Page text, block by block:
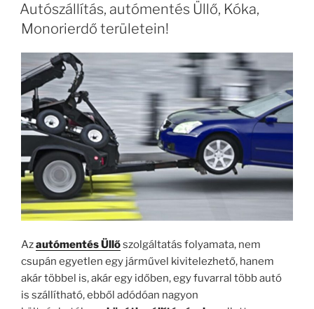
Autószállítás, autómentés Üllő, Kóka,
Monorierdő területein!
Azautómentés Üllőszolgáltatás folyamata, nem
csupán egyetlen egy járművel kivitelezhető, hanem
akár többel is, akár egy időben, egy fuvarral több autó
is szállítható, ebből adódóan nagyon